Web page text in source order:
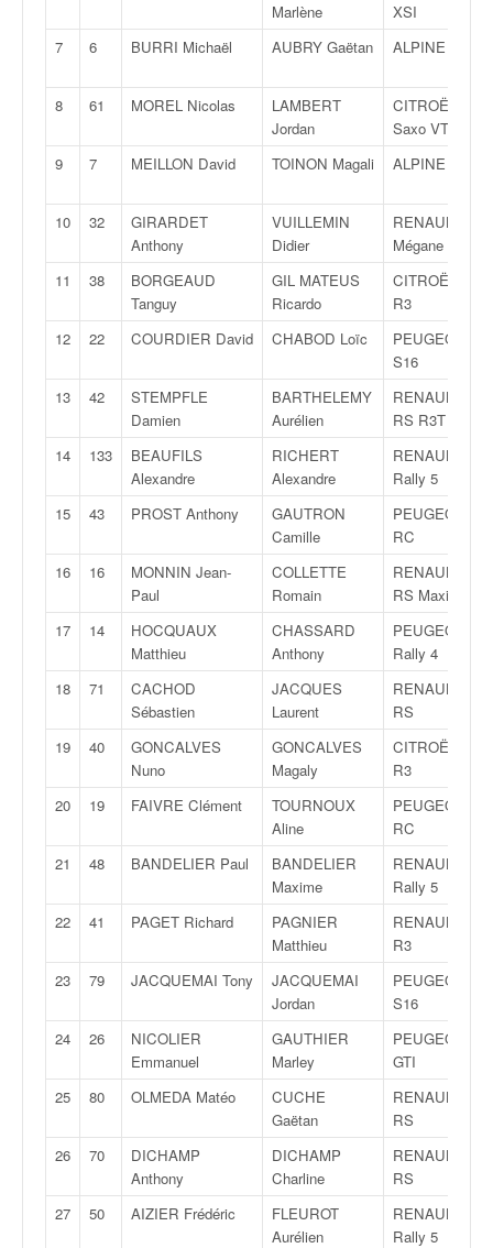
Marlène
XSI
7
6 BURRI Michaël AUBRY Gaëtan ALPINE A110
8 61 MOREL Nicolas
LAMBERT
Jordan
CITROËN
Saxo VTS
9
7 MEILLON David TOINON Magali ALPINE A110
10 32
GIRARDET
Anthony
VUILLEMIN
Didier
RENAULT
Mégane RS
11
38
BORGEAUD
Tanguy
GIL MATEUS
Ricardo
CITROËN DS3
R3
12
22 COURDIER David CHABOD Loïc
PEUGEOT 206
S16
13
42
STEMPFLE
Damien
BARTHELEMY
Aurélien
RENAULT Clio
RS R3T
14
133
BEAUFILS
Alexandre
RICHERT
Alexandre
RENAULT Clio
Rally 5
15
43 PROST Anthony
GAUTRON
Camille
PEUGEOT 207
RC
16
16
MONNIN Jean-
Paul
COLLETTE
Romain
RENAULT Clio
RS Maxi
17
14
HOCQUAUX
Matthieu
CHASSARD
Anthony
PEUGEOT 208
Rally 4
18
71
CACHOD
Sébastien
JACQUES
Laurent
RENAULT Clio
RS
19
40
GONCALVES
Nuno
GONCALVES
Magaly
CITROËN DS3
R3
20
19 FAIVRE Clément
TOURNOUX
Aline
PEUGEOT 207
RC
21
48 BANDELIER Paul
BANDELIER
Maxime
RENAULT Clio
Rally 5
22
41 PAGET Richard
PAGNIER
Matthieu
RENAULT Clio
R3
23
79 JACQUEMAI Tony
JACQUEMAI
Jordan
PEUGEOT 306
S16
24
26
NICOLIER
Emmanuel
GAUTHIER
Marley
PEUGEOT 205
GTI
25
80 OLMEDA Matéo
CUCHE
Gaëtan
RENAULT Clio
RS
26
70
DICHAMP
Anthony
DICHAMP
Charline
RENAULT Clio
RS
27
50 AIZIER Frédéric
FLEUROT
Aurélien
RENAULT Clio
Rally 5